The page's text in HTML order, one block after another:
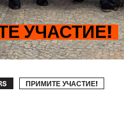
УЧАСТИЕ!
ПРИМИТЕ УЧАСТИЕ!